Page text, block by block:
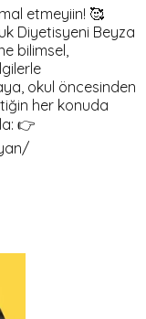
etmeyiin! 🥰
Diyetisyeni Beyza
bilimsel,
okul öncesinden
her konuda
👉